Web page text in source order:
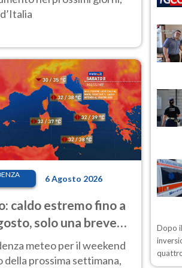
6 Agosto 2026
caldo estremo fino a
solo una breve
dove
meteo per il weekend
della prossima settimana,
Dopo